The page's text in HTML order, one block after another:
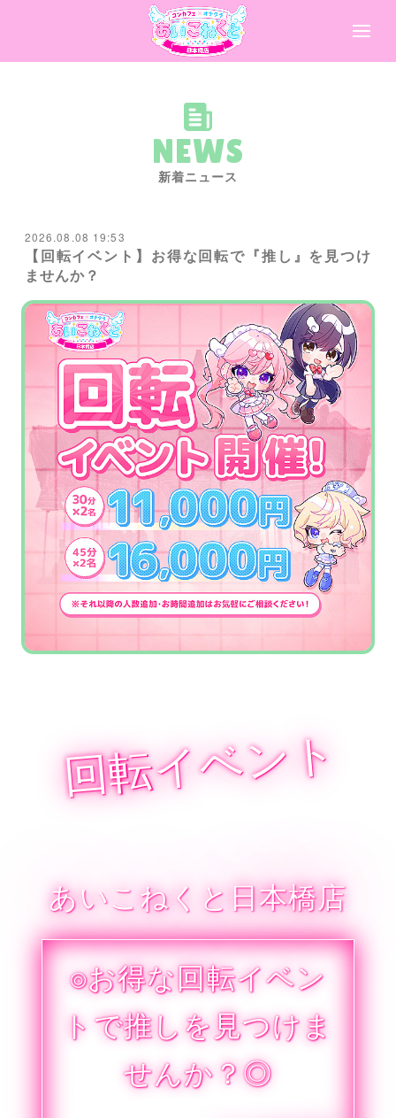
NEWS
新着ニュース
2026.08.08 19:53
【回転イベント】お得な回転で『推し』を見つけ
ませんか？
回転イベント
あいこねくと日本橋店
⌾お得な回転イベン
トで推しを見つけま
せんか？◎